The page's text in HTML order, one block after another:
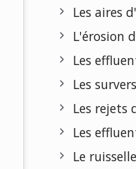
Les aires
L'érosion
Les
Les
Les rejets
Les
Le